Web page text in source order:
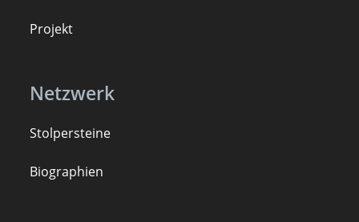
Projekt
Netzwerk
Stolpersteine
Biographien